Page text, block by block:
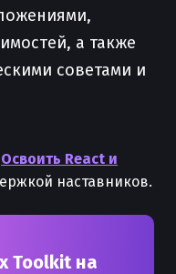
а также
советами и
Освоить React и
наставников.
Toolkit на